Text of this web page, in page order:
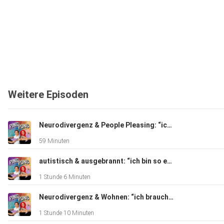
Weitere Episoden
Neurodivergenz & People Pleasing: “ich muss mich dauernd für jedes Bedürfnis rechtfertigen!”
59 Minuten
autistisch & ausgebrannt: “ich bin so erschöpft, dass (fast) nichts mehr geht”
1 Stunde 6 Minuten
Neurodivergenz & Wohnen: “ich brauche das perfekte Nest zum Wohlfühlen + Regenerieren”
1 Stunde 10 Minuten